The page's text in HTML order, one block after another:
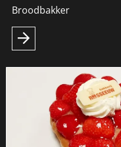
Broodbakker